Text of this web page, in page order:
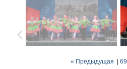
« Предыдущая 69